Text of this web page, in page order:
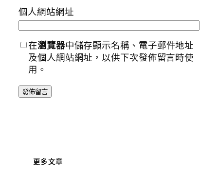
個人網站網址
在瀏覽器中儲存顯示名稱、電子郵件地址
及個人網站網址，以供下次發佈留言時使
用。
更多文章